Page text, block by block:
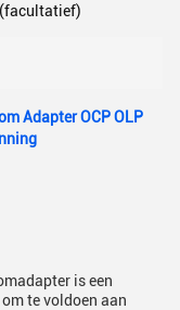
Adapter OCP OLP
is een
te voldoen aan